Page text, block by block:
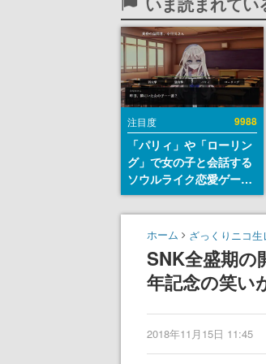
注目度 9988
「パリィ」や「ローリン
グ」で女の子と会話する
ソウルライク恋愛ゲーム
『小早川さんはソウルラ
イク』無料公開。返事に
失敗すると「YOU
ホーム ざっくりニコ生
SNK全盛期の
年記念の笑い
2018年11月15日 11:45